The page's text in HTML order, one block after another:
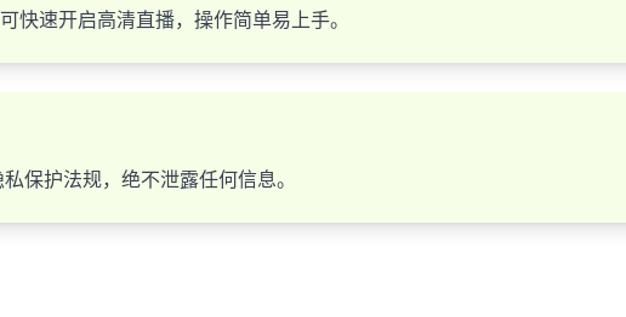
快速开启高清直播，操作简单易上手。
保护法规，绝不泄露任何信息。